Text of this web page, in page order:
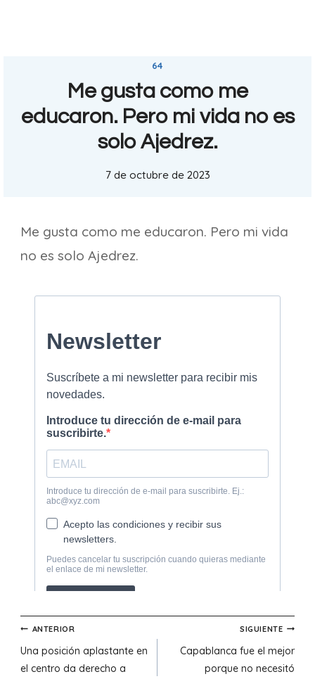
64
Me gusta como me
educaron. Pero mi vida no es
solo Ajedrez.
7 de octubre de 2023
Me gusta como me educaron. Pero mi vida
no es solo Ajedrez.
Navegación
de
ANTERIOR
Una posición aplastante en
el centro da derecho a
SIGUIENTE
Capablanca fue el mejor
porque no necesitó